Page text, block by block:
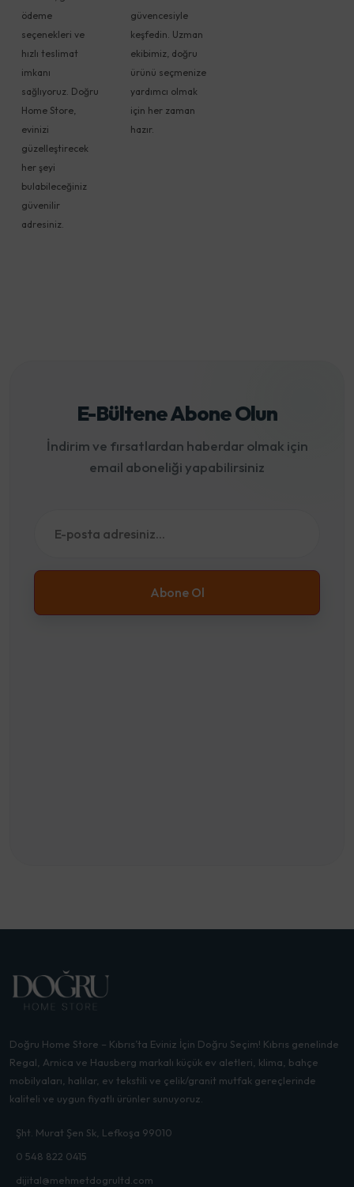
ödeme
seçenekleri ve
hızlı teslimat
imkanı
sağlıyoruz. Doğru
Home Store,
evinizi
güzelleştirecek
her şeyi
bulabileceğiniz
güvenilir
adresiniz.
güvencesiyle
keşfedin. Uzman
ekibimiz, doğru
ürünü seçmenize
yardımcı olmak
için her zaman
hazır.
E-Bültene Abone Olun
İndirim ve fırsatlardan haberdar olmak için
email aboneliği yapabilirsiniz
Abone Ol
Doğru Home Store – Kıbrıs’ta Eviniz İçin Doğru Seçim! Kıbrıs genelinde
Regal, Arnica ve Hausberg markalı küçük ev aletleri, klima, bahçe
mobilyaları, halılar, ev tekstili ve çelik/granit mutfak gereçlerinde
kaliteli ve uygun fiyatlı ürünler sunuyoruz.
Şht. Murat Şen Sk, Lefkoşa 99010
0 548 822 0415
dijital@mehmetdogrultd.com